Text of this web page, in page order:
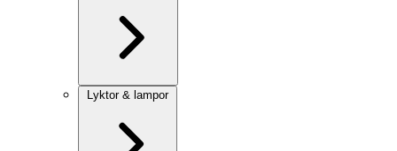
Lyktor & lampor